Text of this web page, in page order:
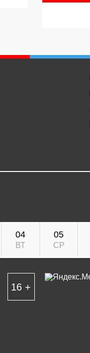
04
ВТ
05
СР
16 +